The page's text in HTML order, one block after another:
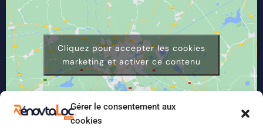
Gérer le consentement aux
cookies
Cliquez pour accepter les cookies
marketing et activer ce contenu